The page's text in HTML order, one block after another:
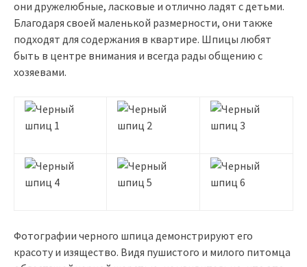
они дружелюбные, ласковые и отлично ладят с детьми.
Благодаря своей маленькой размерности, они также
подходят для содержания в квартире. Шпицы любят
быть в центре внимания и всегда рады общению с
хозяевами.
Фотографии черного шпица демонстрируют его
красоту и изящество. Видя пушистого и милого питомца